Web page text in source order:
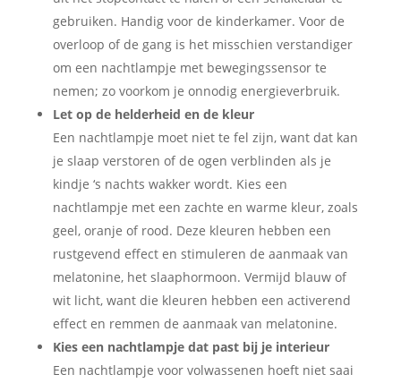
gebruiken. Handig voor de kinderkamer. Voor de
overloop of de gang is het misschien verstandiger
om een nachtlampje met bewegingssensor te
nemen; zo voorkom je onnodig energieverbruik.
Let op de helderheid en de kleur
Een nachtlampje moet niet te fel zijn, want dat kan
je slaap verstoren of de ogen verblinden als je
kindje ‘s nachts wakker wordt. Kies een
nachtlampje met een zachte en warme kleur, zoals
geel, oranje of rood. Deze kleuren hebben een
rustgevend effect en stimuleren de aanmaak van
melatonine, het slaaphormoon. Vermijd blauw of
wit licht, want die kleuren hebben een activerend
effect en remmen de aanmaak van melatonine.
Kies een nachtlampje dat past bij je interieur
Een nachtlampje voor volwassenen hoeft niet saai